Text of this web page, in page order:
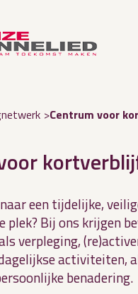
Centrum voor
een tijdelijke,
plek? Bij ons krijgen
verpleging,
activiteiten,
benadering.